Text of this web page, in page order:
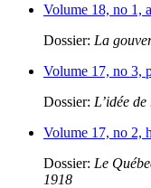
Volume 18, no 1,
Dossier: La
Volume 17, no 3,
Dossier: L’idée
Volume 17, no 2,
Dossier: Le
1918